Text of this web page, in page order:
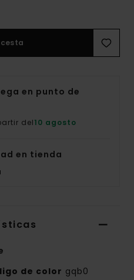
en punto de
del10 agosto
en tienda
de color gqb0